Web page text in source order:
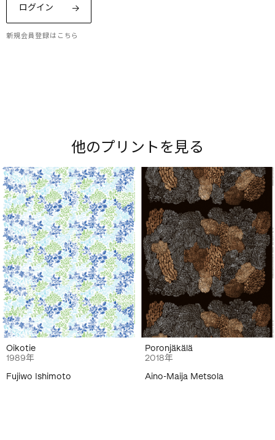
ログイン
新規会員登録はこちら
つわるストーリーをお楽しみください。
Explore all prints
他のプリントを見る
Oikotie
1989年
Fujiwo Ishimoto
Poronjäkälä
2018年
Aino-Maija Metsola